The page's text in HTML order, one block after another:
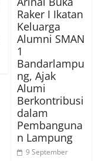
Raker I Ikatan
Keluarga
Alumni SMAN
1
Bandarlampu
ng, Ajak
Alumi
Berkontribusi
dalam
Pembanguna
n Lampung
9 September